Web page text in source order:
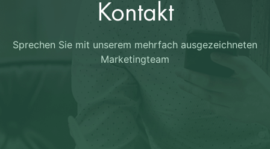
Kontakt
Sprechen Sie mit unserem mehrfach ausgezeichneten
Marketingteam